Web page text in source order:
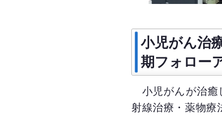
小児がん治
期フォロー
小児がんが治癒
射線治療・薬物